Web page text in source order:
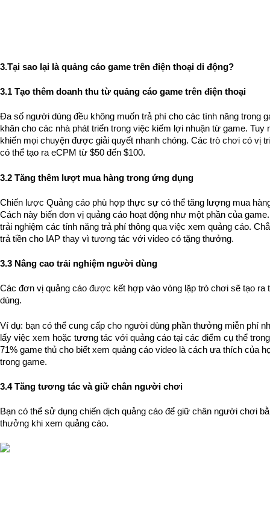
3.Tại sao lại là quảng cáo game trên điện thoại di động?
3.1 Tạo thêm doanh thu từ quảng cáo game trên điện thoại
Đa số người dùng đều không muốn trả phí cho các tính năng trong
khăn cho các nhà phát triển trong việc kiếm lợi nhuận từ game. Tuy
khiến mọi chuyện được giải quyết nhanh chóng. Các trò chơi có vị
có thể tạo ra eCPM từ $50 đến $100.
3.2 Tăng thêm lượt mua hàng trong ứng dụng
Chiến lược Quảng cáo phù hợp thực sự có thể tăng lượng mua
Cách này biến đơn vị quảng cáo hoạt động như một phần của
trải nghiệm các tính năng trả phí thông qua việc xem quảng cáo.
trả tiền cho IAP thay vì tương tác với video có tặng thưởng.
3.3 Nâng cao trải nghiệm người dùng
Các đơn vị quảng cáo được kết hợp vào vòng lặp trò chơi sẽ tạo ra
dùng.
Ví dụ: bạn có thể cung cấp cho người dùng phần thưởng miễn phí
lấy việc xem hoặc tương tác với quảng cáo tại các điểm cụ thể
71% game thủ cho biết xem quảng cáo video là cách ưa thích của
trong game.
3.4 Tăng tương tác và giữ chân người chơi
Bạn có thể sử dụng chiến dịch quảng cáo để giữ chân người chơi
thưởng khi xem quảng cáo.